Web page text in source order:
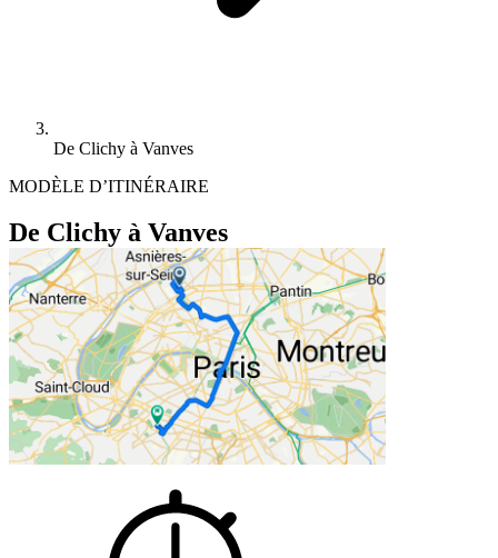
De Clichy à Vanves
MODÈLE D’ITINÉRAIRE
De Clichy à Vanves